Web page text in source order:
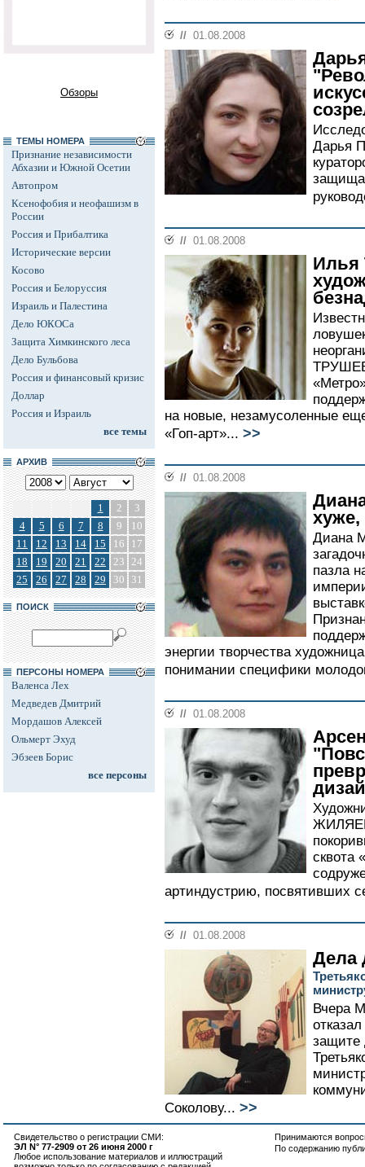
Обзоры
ТЕМЫ НОМЕРА
Признание независимости
Абхазии и Южной Осетии
Автопром
Ксенофобия и неофашизм в
России
Россия и Прибалтика
Исторические версии
Косово
Россия и Белоруссия
Израиль и Палестина
Дело ЮКОСа
Защита Химкинского леса
Дело Бульбова
Россия и финансовый кризис
Доллар
Россия и Израиль
все темы
АРХИВ
1 2
3
4
5 6 7 8 9
10
11
12 13 14 15 16
17
18
19 20 21 22 23 24
25
26 27 28 29 30 31
ПОИСК
ПЕРСОНЫ НОМЕРА
Валенса Лех
Медведев Дмитрий
Мордашов Алексей
Ольмерт Эхуд
Эбзеев Борис
все персоны
// 01.08.2008
Дарья
// 01.08.2008
Илья
на новые, незамусоленные
«Гоп-арт»... >>
// 01.08.2008
хуже,
Диана
пазла
энергии творчества
понимании специфики
// 01.08.2008
сквота
артиндустрию, посвятивших
// 01.08.2008
Дела
Вчера
защите
Соколову... >>
Свидетельство о регистрации СМИ:
ЭЛ N° 77-2909 от 26 июня 2000 г
Любое использование материалов и иллюстраций
Принимаются
По содержанию